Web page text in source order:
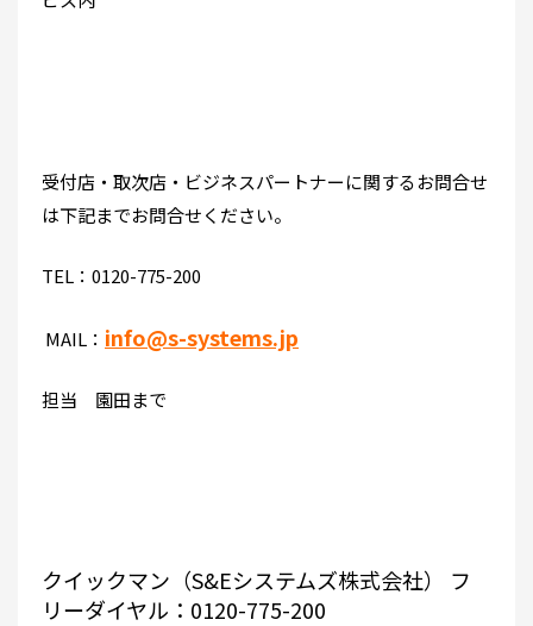
受付店・取次店・ビジネスパートナーに関するお問合せ
は下記までお問合せください。
TEL：0120-775-200
MAIL： info@s-systems.jp
担当 園田まで
クイックマン（S&Eシステムズ株式会社）
フ
リーダイヤル：0120-775-200